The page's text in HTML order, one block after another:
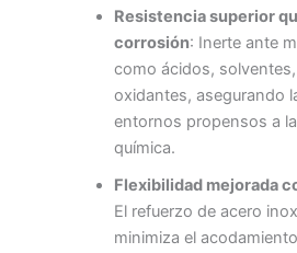
Resistencia superior
corrosión: Inerte ante
como ácidos,
oxidantes, asegurando
entornos propensos a
química.
Flexibilidad mejorada
El refuerzo de acero
minimiza el